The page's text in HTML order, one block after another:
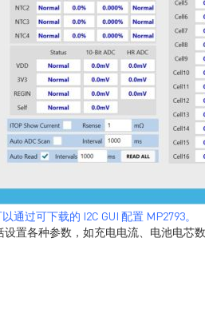
通过可下载的 I2C GUI 配置 MP2793。
设置各种参数，如充电电流、电池电芯